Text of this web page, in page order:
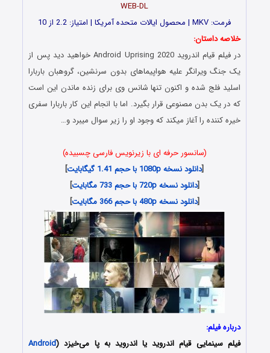
WEB-DL
فرمت: MKV | محصول ایالات متحده آمریکا | امتیاز: 2.2 از 10
خلاصه داستان:
در فیلم قیام اندروید Android Uprising 2020 خواهید دید پس از
یک جنگ ویرانگر علیه هواپیماهای بدون سرنشین، گروهبان باربارا
اسلید فلج شده و اکنون تنها شانس وی برای زنده ماندن این است
که در یک بدن مصنوعی قرار بگیرد. اما با انجام این کار باربارا سفری
خیره کننده را آغاز میکند که وجود او را زیر سوال میبرد و…
(سانسور حرفه ای با زیرنویس فارسی چسبیده)
[دانلود نسخه 1080p با حجم 1.41 گیگابایت
]
[دانلود نسخه 720p با حجم 733 مگابایت
]
[دانلود نسخه 480p با حجم 366 مگابایت ]
درباره فیلم:
فیلم سینمایی قیام اندروید یا اندروید به پا می‌خیزد (Android